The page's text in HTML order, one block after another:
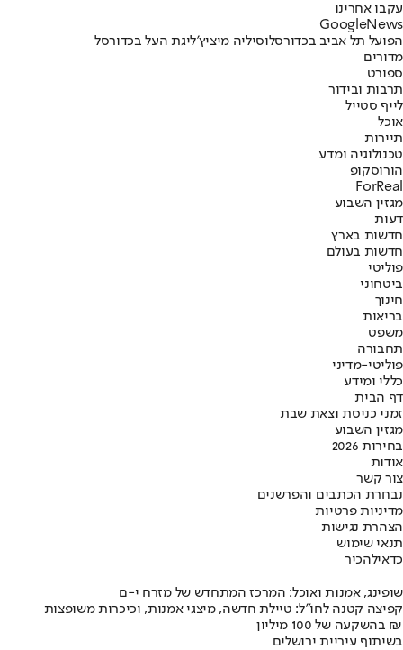
עקבו אחרינו
Googl eNews
הפועל תל אביב בכדורסלוסיליה מיציץ'ליגת העל בכדורסל
מדורים
ספורט
תרבות ובידור
לייף סטייל
אוכל
תיירות
טכנולוגיה ומדע
הורוסקופ
ForReal
מגזין השבוע
דעות
חדשות בארץ
חדשות בעולם
פוליטי
ביטחוני
חינוך
בריאות
משפט
תחבורה
פוליטי-מדיני
כללי ומידע
דף הבית
זמני כניסת וצאת שבת
מגזין השבוע
בחירות 2026
אודות
צור קשר
נבחרת הכתבים והפרשנים
מדיניות פרטיות
הצהרת נגישות
תנאי שימוש
כדאילהכיר
שופינג, אמנות ואוכל: המרכז המתחדש של מזרח י-ם
קפיצה קטנה לחו"ל: טיילת חדשה, מיצגי אמנות, וכיכרות משופצות
בהשקעה של 100 מיליון ₪
בשיתוף עיריית ירושלים